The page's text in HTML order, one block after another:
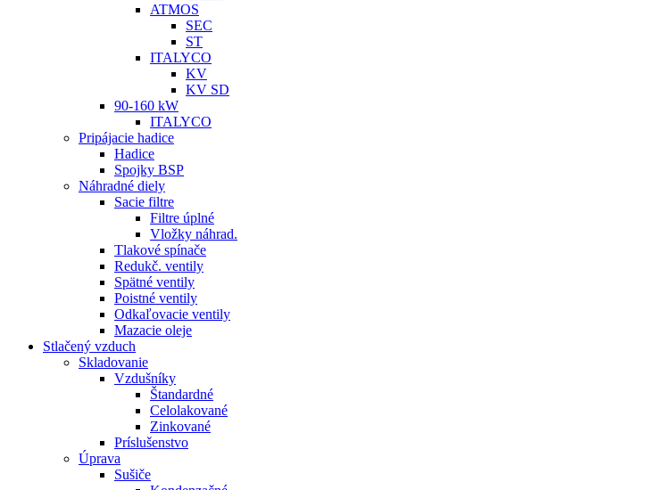
ATMOS
SEC
ST
ITALYCO
KV
KV SD
90-160 kW
ITALYCO
Pripájacie hadice
Hadice
Spojky BSP
Náhradné diely
Sacie filtre
Filtre úplné
Vložky náhrad.
Tlakové spínače
Redukč. ventily
Spätné ventily
Poistné ventily
Odkaľovacie ventily
Mazacie oleje
Stlačený vzduch
Skladovanie
Vzdušníky
Štandardné
Celolakované
Zinkované
Príslušenstvo
Úprava
Sušiče